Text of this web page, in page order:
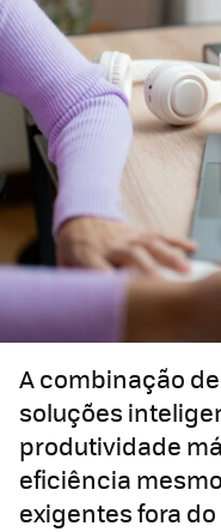
A combinação
soluções
produtividade
eficiência
exigentes fora